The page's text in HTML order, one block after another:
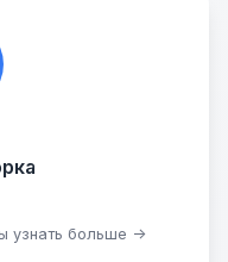
узнать больше →
на запчасти в